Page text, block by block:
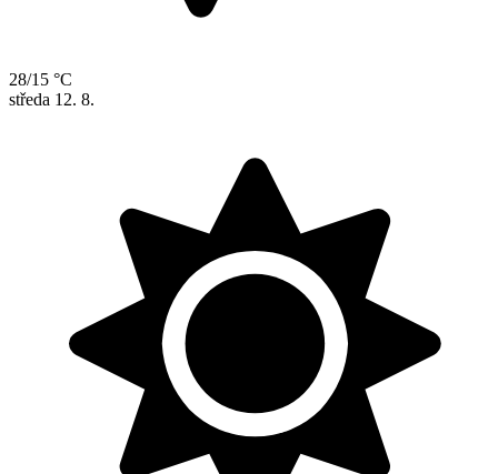
28/15 °C
středa 12. 8.